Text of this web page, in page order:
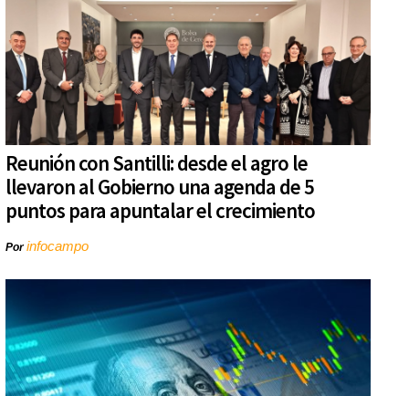
Reunión con Santilli: desde el agro le
llevaron al Gobierno una agenda de 5
puntos para apuntalar el crecimiento
Porinfocampo